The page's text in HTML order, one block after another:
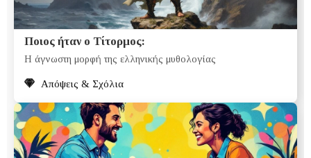
Ποιος ήταν ο Τίτορμος:
Η άγνωστη μορφή της ελληνικής μυθολογίας
Απόψεις & Σχόλια